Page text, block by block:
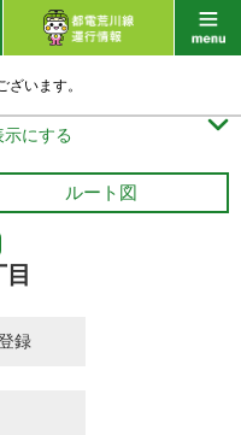
います。
にする 
ルート図
録